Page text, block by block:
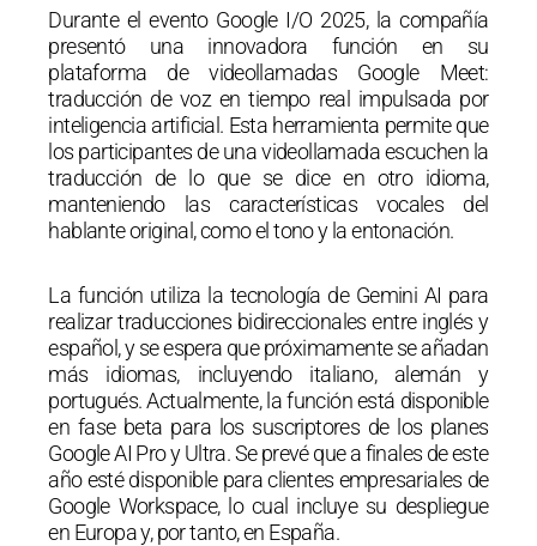
Durante el evento Google I/O 2025, la compañía
presentó una innovadora función en su
plataforma de videollamadas Google Meet:
traducción de voz en tiempo real impulsada por
inteligencia artificial. Esta herramienta permite que
los participantes de una videollamada escuchen la
traducción de lo que se dice en otro idioma,
manteniendo las características vocales del
hablante original, como el tono y la entonación.
La función utiliza la tecnología de Gemini AI para
realizar traducciones bidireccionales entre inglés y
español, y se espera que próximamente se añadan
más idiomas, incluyendo italiano, alemán y
portugués. Actualmente, la función está disponible
en fase beta para los suscriptores de los planes
Google AI Pro y Ultra. Se prevé que a finales de este
año esté disponible para clientes empresariales de
Google Workspace, lo cual incluye su despliegue
en Europa y, por tanto, en España.